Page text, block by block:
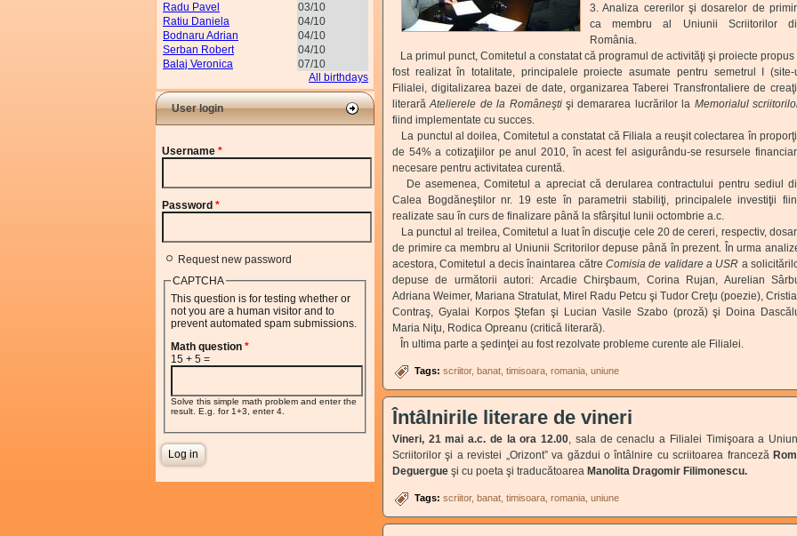
Radu Pavel
03/10
Ratiu Daniela
04/10
Bodnaru Adrian
04/10
Serban Robert
04/10
Balaj Veronica
07/10
All birthdays
User login
Username *
Password *
Request new password
CAPTCHA
This question is for testing whether or
not you are a human visitor and to
prevent automated spam submissions.
Math question *
15 + 5 =
Solve this simple math problem and enter the
result. E.g. for 1+3, enter 4.
3. Analiza cererilor şi dosarelor de
ca membru al Uniunii Scriitorilor
România.
La primul punct, Comitetul a constatat că programul de activităţi şi proiecte propus
fost realizat în totalitate, principalele proiecte asumate pentru semetrul I (site-
Filialei, digitalizarea bazei de date, organizarea Taberei Transfrontaliere de
literarăAtelierele de la Româneştişi demararea lucrărilor la Memorialul
fiind implementate cu succes.
La punctul al doilea, Comitetul a constatat că Filiala a reuşit colectarea în
de 54% a cotizaţiilor pe anul 2010, în acest fel asigurându-se resursele
necesare pentru activitatea curentă.
De asemenea, Comitetul a apreciat că derularea contractului pentru sediul
Calea Bogdăneştilor nr. 19 este în parametrii stabiliţi, principalele investiţii
realizate sau în curs de finalizare până la sfârşitul lunii octombrie a.c.
La punctul al treilea, Comitetul a luat în discuţie cele 20 de cereri, respectiv,
de primire ca membru al Uniunii Scritorilor depuse până în prezent. În urma
acestora, Comitetul a decis înaintarea către Comisia de validare a USR a
depuse de următorii autori: Arcadie Chirşbaum, Corina Rujan, Aurelian
Adriana Weimer, Mariana Stratulat, Mirel Radu Petcu şi Tudor Creţu (poezie),
Contraş, Gyalai Korpos Ştefan şi Lucian Vasile Szabo (proză) şi Doina
Maria Niţu, Rodica Opreanu (critică literară).
În ultima parte a şedinţei au fost rezolvate probleme curente ale Filialei.
Tags: scriitor banat timisoara romania uniune
Întâlnirile literare de vineri
Vineri, 21 mai a.c. de la ora 12.00, sala de cenaclu a Filialei Timişoara a
Scriitorilor şi a revistei „Orizont” va găzdui o întâlnire cu scriitoarea franceză
Deguergue şi cu poeta şi traducătoarea Manolita Dragomir Filimonescu.
Tags: scriitor banat timisoara romania uniune